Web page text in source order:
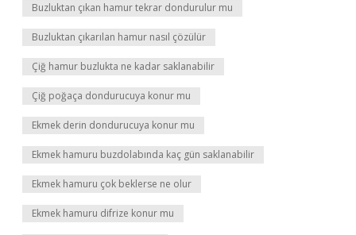
Buzluktan çıkan hamur tekrar dondurulur mu
Buzluktan çıkarılan hamur nasıl çözülür
Çiğ hamur buzlukta ne kadar saklanabilir
Çiğ poğaça dondurucuya konur mu
Ekmek derin dondurucuya konur mu
Ekmek hamuru buzdolabında kaç gün saklanabilir
Ekmek hamuru çok beklerse ne olur
Ekmek hamuru difrize konur mu